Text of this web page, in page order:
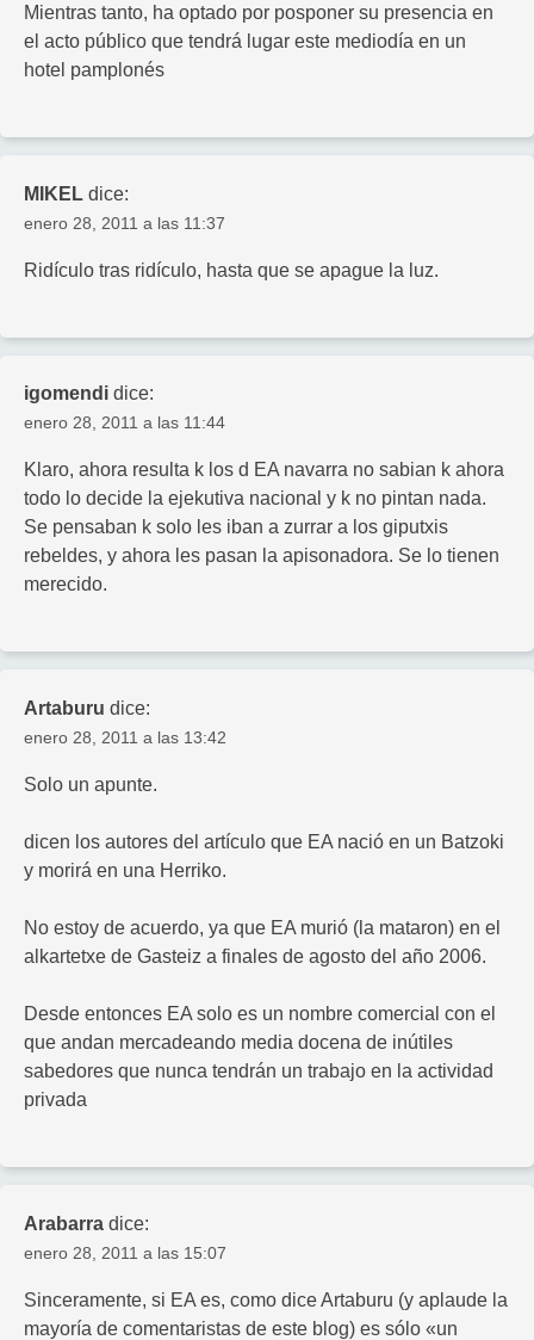
Mientras tanto, ha optado por posponer su presencia en
el acto público que tendrá lugar este mediodía en un
hotel pamplonés
MIKEL dice:
enero 28, 2011 a las 11:37
Ridículo tras ridículo, hasta que se apague la luz.
igomendi dice:
enero 28, 2011 a las 11:44
Klaro, ahora resulta k los d EA navarra no sabian k ahora
todo lo decide la ejekutiva nacional y k no pintan nada.
Se pensaban k solo les iban a zurrar a los giputxis
rebeldes, y ahora les pasan la apisonadora. Se lo tienen
merecido.
Artaburu dice:
enero 28, 2011 a las 13:42
Solo un apunte.
dicen los autores del artículo que EA nació en un Batzoki
y morirá en una Herriko.
No estoy de acuerdo, ya que EA murió (la mataron) en el
alkartetxe de Gasteiz a finales de agosto del año 2006.
Desde entonces EA solo es un nombre comercial con el
que andan mercadeando media docena de inútiles
sabedores que nunca tendrán un trabajo en la actividad
privada
Arabarra dice:
enero 28, 2011 a las 15:07
Sinceramente, si EA es, como dice Artaburu (y aplaude la
mayoría de comentaristas de este blog) es sólo «un